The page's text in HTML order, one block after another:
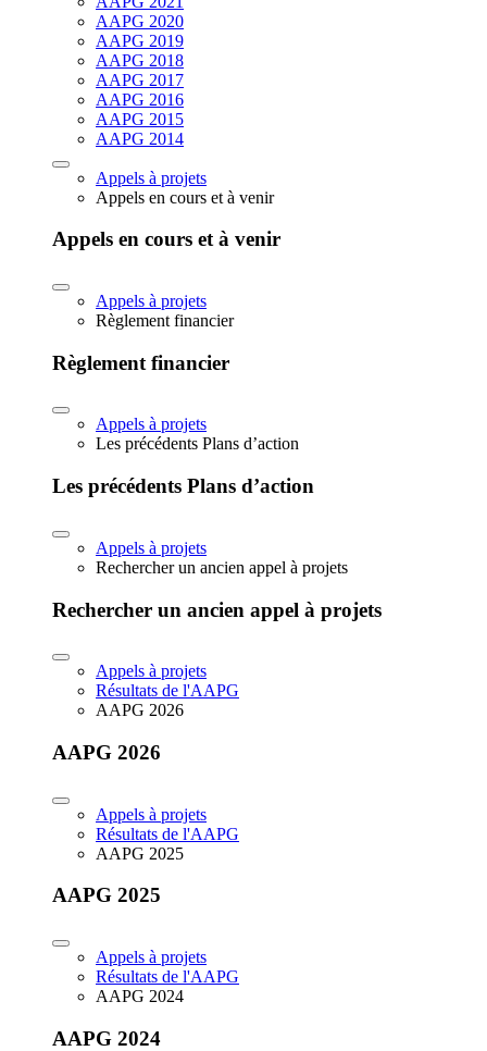
AAPG 2020
AAPG 2019
AAPG 2018
AAPG 2017
AAPG 2016
AAPG 2015
AAPG 2014
Appels à projets
Appels en cours et à venir
Appels en cours et à venir
Appels à projets
Règlement financier
Règlement financier
Appels à projets
Les précédents Plans d’action
Les précédents Plans d’action
Appels à projets
Rechercher un ancien appel à projets
Rechercher un ancien appel à projets
Appels à projets
Résultats de l'AAPG
AAPG 2026
AAPG 2026
Appels à projets
Résultats de l'AAPG
AAPG 2025
AAPG 2025
Appels à projets
Résultats de l'AAPG
AAPG 2024
AAPG 2024